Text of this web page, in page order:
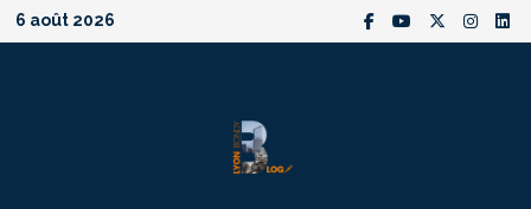
Passer
au
6 août 2026